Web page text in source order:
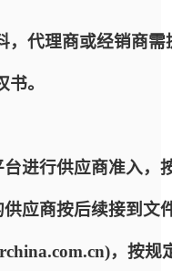
，代理商或经销商
。
台进行供应商准入
应商按后续接到
，按